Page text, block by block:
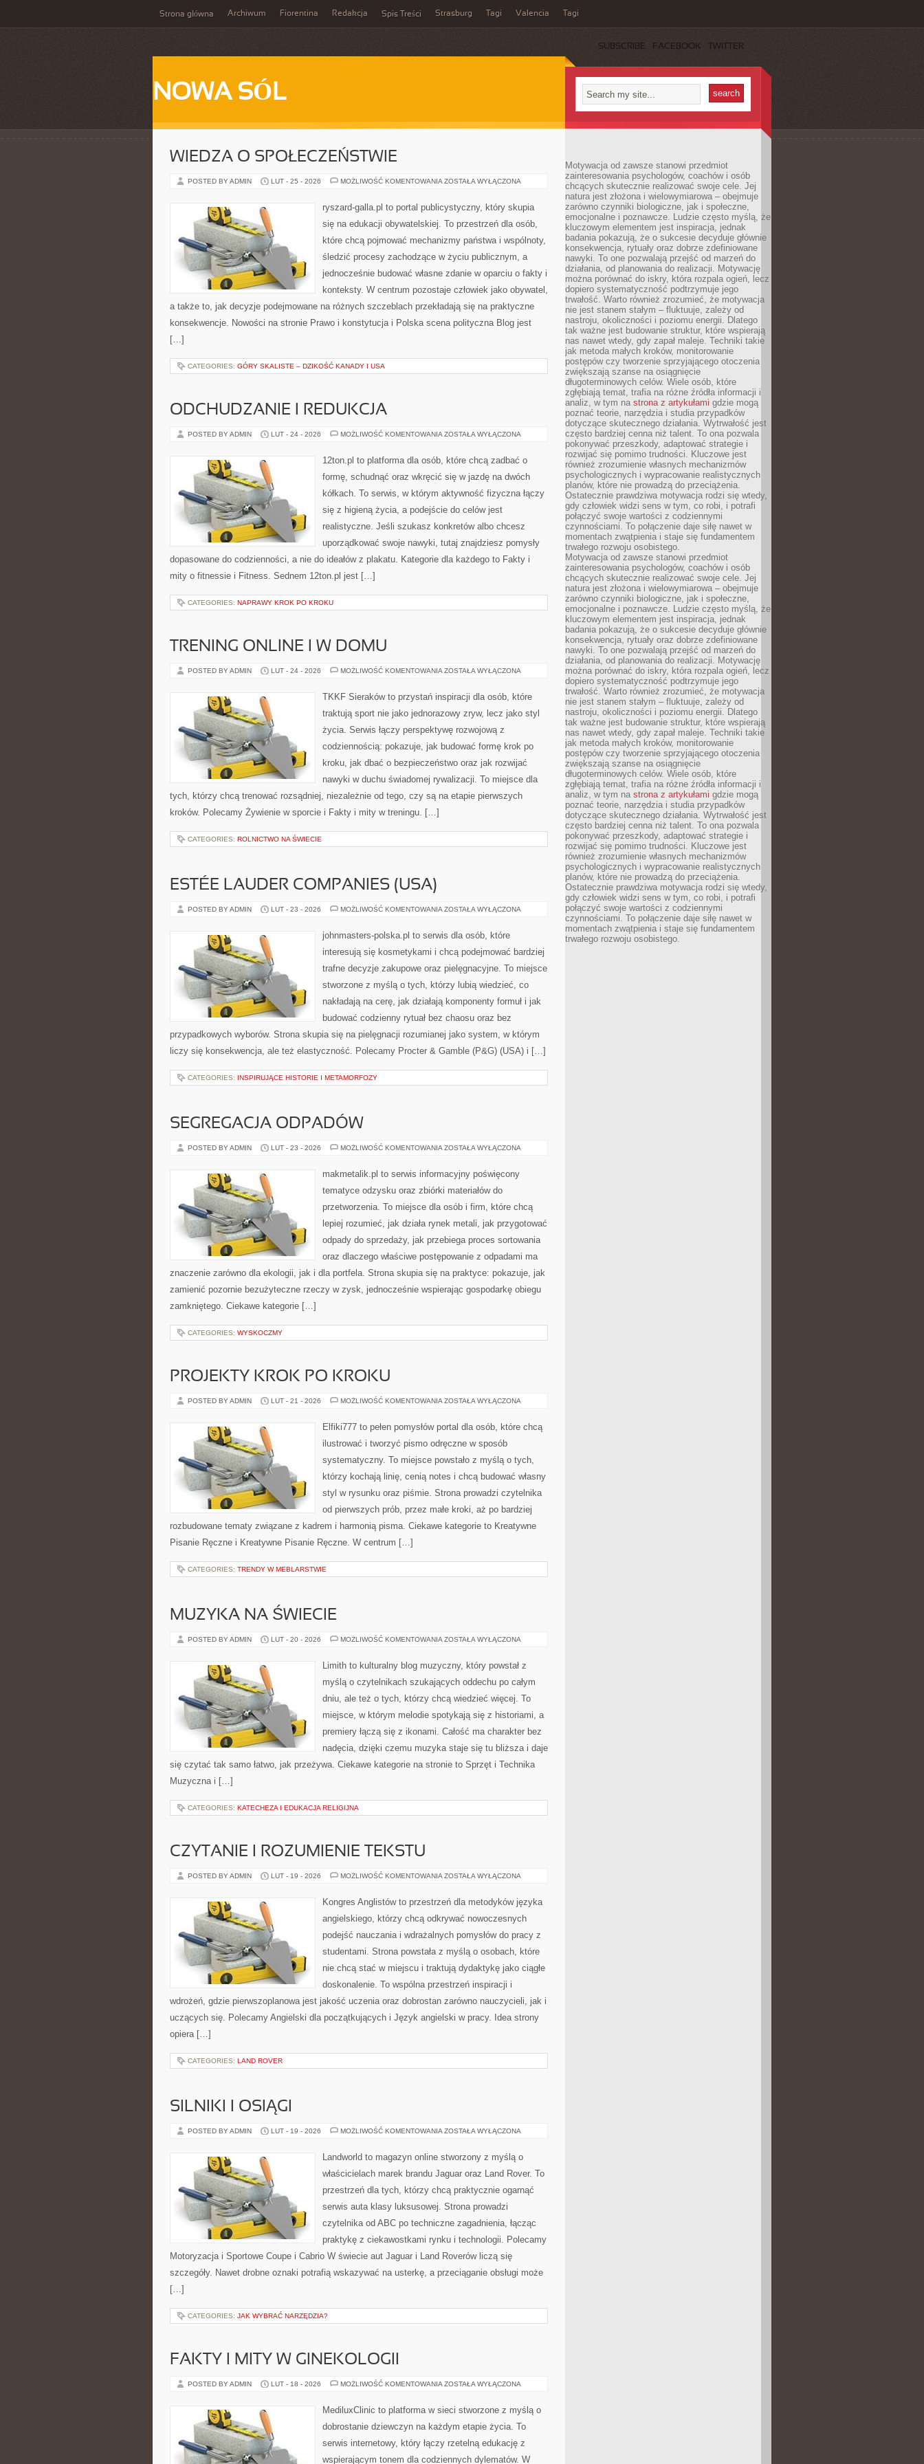
Strona główna Archiwum Fiorentina Redakcja Spis Treści Strasburg Tagi Valencia Tagi
SUBSCRIBE FACEBOOK TWITTER
NOWA SÓL
WIEDZA O SPOŁECZEŃSTWIE
POSTED BY ADMIN LUT - 25 - 2026 MOŻLIWOŚĆ KOMENTOWANIA WIEDZA
ZOSTAŁA WYŁĄCZONA
ryszard-galla.pl to portal publicystyczny, który skupia
się na edukacji obywatelskiej. To przestrzeń dla osób,
które chcą pojmować mechanizmy państwa i wspólnoty,
śledzić procesy zachodzące w życiu publicznym, a
jednocześnie budować własne zdanie w oparciu o fakty i
konteksty. W centrum pozostaje człowiek jako obywatel,
a także to, jak decyzje podejmowane na różnych szczeblach przekładają się na praktyczne
konsekwencje. Nowości na stronie Prawo i konstytucja i Polska scena polityczna Blog jest
[…]
CATEGORIES: GÓRY SKALISTE – DZIKOŚĆ KANADY I USA
ODCHUDZANIE I REDUKCJA
POSTED BY ADMIN LUT - 24 - 2026 MOŻLIWOŚĆ KOMENTOWANIA ODCHUDZANIE
ZOSTAŁA WYŁĄCZONA
12ton.pl to platforma dla osób, które chcą zadbać o
formę, schudnąć oraz wkręcić się w jazdę na dwóch
kółkach. To serwis, w którym aktywność fizyczna łączy
się z higieną życia, a podejście do celów jest
realistyczne. Jeśli szukasz konkretów albo chcesz
uporządkować swoje nawyki, tutaj znajdziesz pomysły
dopasowane do codzienności, a nie do ideałów z plakatu. Kategorie dla każdego to Fakty i
mity o fitnessie i Fitness. Sednem 12ton.pl jest […]
CATEGORIES: NAPRAWY KROK PO KROKU
TRENING ONLINE I W DOMU
POSTED BY ADMIN LUT - 24 - 2026 MOŻLIWOŚĆ KOMENTOWANIA TRENING
DOMU
ZOSTAŁA WYŁĄCZONA
TKKF Sieraków to przystań inspiracji dla osób, które
traktują sport nie jako jednorazowy zryw, lecz jako styl
życia. Serwis łączy perspektywę rozwojową z
codziennością: pokazuje, jak budować formę krok po
kroku, jak dbać o bezpieczeństwo oraz jak rozwijać
nawyki w duchu świadomej rywalizacji. To miejsce dla
tych, którzy chcą trenować rozsądniej, niezależnie od tego, czy są na etapie pierwszych
kroków. Polecamy Żywienie w sporcie i Fakty i mity w treningu. […]
CATEGORIES: ROLNICTWO NA ŚWIECIE
ESTÉE LAUDER COMPANIES (USA)
POSTED BY ADMIN LUT - 23 - 2026 MOŻLIWOŚĆ KOMENTOWANIA ESTÉE
(USA)
ZOSTAŁA WYŁĄCZONA
johnmasters-polska.pl to serwis dla osób, które
interesują się kosmetykami i chcą podejmować bardziej
trafne decyzje zakupowe oraz pielęgnacyjne. To miejsce
stworzone z myślą o tych, którzy lubią wiedzieć, co
nakładają na cerę, jak działają komponenty formuł i jak
budować codzienny rytuał bez chaosu oraz bez
przypadkowych wyborów. Strona skupia się na pielęgnacji rozumianej jako system, w którym
liczy się konsekwencja, ale też elastyczność. Polecamy Procter & Gamble (P&G) (USA) i […]
CATEGORIES: INSPIRUJĄCE HISTORIE I METAMORFOZY
SEGREGACJA ODPADÓW
POSTED BY ADMIN LUT - 23 - 2026 MOŻLIWOŚĆ KOMENTOWANIA SEGREGACJA
ZOSTAŁA WYŁĄCZONA
makmetalik.pl to serwis informacyjny poświęcony
tematyce odzysku oraz zbiórki materiałów do
przetworzenia. To miejsce dla osób i firm, które chcą
lepiej rozumieć, jak działa rynek metali, jak przygotować
odpady do sprzedaży, jak przebiega proces sortowania
oraz dlaczego właściwe postępowanie z odpadami ma
znaczenie zarówno dla ekologii, jak i dla portfela. Strona skupia się na praktyce: pokazuje, jak
zamienić pozornie bezużyteczne rzeczy w zysk, jednocześnie wspierając gospodarkę obiegu
zamkniętego. Ciekawe kategorie […]
CATEGORIES: WYSKOCZMY
PROJEKTY KROK PO KROKU
POSTED BY ADMIN LUT - 21 - 2026 MOŻLIWOŚĆ KOMENTOWANIA PROJEKTY
KROKU
ZOSTAŁA WYŁĄCZONA
Elfiki777 to pełen pomysłów portal dla osób, które chcą
ilustrować i tworzyć pismo odręczne w sposób
systematyczny. To miejsce powstało z myślą o tych,
którzy kochają linię, cenią notes i chcą budować własny
styl w rysunku oraz piśmie. Strona prowadzi czytelnika
od pierwszych prób, przez małe kroki, aż po bardziej
rozbudowane tematy związane z kadrem i harmonią pisma. Ciekawe kategorie to Kreatywne
Pisanie Ręczne i Kreatywne Pisanie Ręczne. W centrum […]
CATEGORIES: TRENDY W MEBLARSTWIE
MUZYKA NA ŚWIECIE
POSTED BY ADMIN LUT - 20 - 2026 MOŻLIWOŚĆ KOMENTOWANIA MUZYKA
ZOSTAŁA WYŁĄCZONA
Limith to kulturalny blog muzyczny, który powstał z
myślą o czytelnikach szukających oddechu po całym
dniu, ale też o tych, którzy chcą wiedzieć więcej. To
miejsce, w którym melodie spotykają się z historiami, a
premiery łączą się z ikonami. Całość ma charakter bez
nadęcia, dzięki czemu muzyka staje się tu bliższa i daje
się czytać tak samo łatwo, jak przeżywa. Ciekawe kategorie na stronie to Sprzęt i Technika
Muzyczna i […]
CATEGORIES: KATECHEZA I EDUKACJA RELIGIJNA
CZYTANIE I ROZUMIENIE TEKSTU
POSTED BY ADMIN LUT - 19 - 2026 MOŻLIWOŚĆ KOMENTOWANIA CZYTANIE
TEKSTU
ZOSTAŁA WYŁĄCZONA
Kongres Anglistów to przestrzeń dla metodyków języka
angielskiego, którzy chcą odkrywać nowoczesnych
podejść nauczania i wdrażalnych pomysłów do pracy z
studentami. Strona powstała z myślą o osobach, które
nie chcą stać w miejscu i traktują dydaktykę jako ciągłe
doskonalenie. To wspólna przestrzeń inspiracji i
wdrożeń, gdzie pierwszoplanowa jest jakość uczenia oraz dobrostan zarówno nauczycieli, jak i
uczących się. Polecamy Angielski dla początkujących i Język angielski w pracy. Idea strony
opiera […]
CATEGORIES: LAND ROVER
SILNIKI I OSIĄGI
POSTED BY ADMIN LUT - 19 - 2026 MOŻLIWOŚĆ KOMENTOWANIA SILNIKI
ZOSTAŁA WYŁĄCZONA
Landworld to magazyn online stworzony z myślą o
właścicielach marek brandu Jaguar oraz Land Rover. To
przestrzeń dla tych, którzy chcą praktycznie ogarnąć
serwis auta klasy luksusowej. Strona prowadzi
czytelnika od ABC po techniczne zagadnienia, łącząc
praktykę z ciekawostkami rynku i technologii. Polecamy
Motoryzacja i Sportowe Coupe i Cabrio W świecie aut Jaguar i Land Roverów liczą się
szczegóły. Nawet drobne oznaki potrafią wskazywać na usterkę, a przeciąganie obsługi może
[…]
CATEGORIES: JAK WYBRAĆ NARZĘDZIA?
FAKTY I MITY W GINEKOLOGII
POSTED BY ADMIN LUT - 18 - 2026 MOŻLIWOŚĆ KOMENTOWANIA FAKTY
GINEKOLOGII
ZOSTAŁA WYŁĄCZONA
MediluxClinic to platforma w sieci stworzone z myślą o
dobrostanie dziewczyn na każdym etapie życia. To
serwis internetowy, który łączy rzetelną edukację z
wspierającym tonem dla codziennych dylematów. W
Motywacja od zawsze stanowi przedmiot
zainteresowania psychologów, coachów i osób
chcących skutecznie realizować swoje cele. Jej
natura jest złożona i wielowymiarowa – obejmuje
zarówno czynniki biologiczne, jak i społeczne,
emocjonalne i poznawcze. Ludzie często myślą, że
kluczowym elementem jest inspiracja, jednak
badania pokazują, że o sukcesie decyduje głównie
konsekwencja, rytuały oraz dobrze zdefiniowane
nawyki. To one pozwalają przejść od marzeń do
działania, od planowania do realizacji. Motywację
można porównać do iskry, która rozpala ogień, lecz
dopiero systematyczność podtrzymuje jego
trwałość. Warto również zrozumieć, że motywacja
nie jest stanem stałym – fluktuuje, zależy od
nastroju, okoliczności i poziomu energii. Dlatego
tak ważne jest budowanie struktur, które wspierają
nas nawet wtedy, gdy zapał maleje. Techniki takie
jak metoda małych kroków, monitorowanie
postępów czy tworzenie sprzyjającego otoczenia
zwiększają szanse na osiągnięcie
długoterminowych celów. Wiele osób, które
zgłębiają temat, trafia na różne źródła informacji i
analiz, w tym na strona z artykułami gdzie mogą
poznać teorie, narzędzia i studia przypadków
dotyczące skutecznego działania. Wytrwałość jest
często bardziej cenna niż talent. To ona pozwala
pokonywać przeszkody, adaptować strategie i
rozwijać się pomimo trudności. Kluczowe jest
również zrozumienie własnych mechanizmów
psychologicznych i wypracowanie realistycznych
planów, które nie prowadzą do przeciążenia.
Ostatecznie prawdziwa motywacja rodzi się wtedy,
gdy człowiek widzi sens w tym, co robi, i potrafi
połączyć swoje wartości z codziennymi
czynnościami. To połączenie daje siłę nawet w
momentach zwątpienia i staje się fundamentem
trwałego rozwoju osobistego.
Motywacja od zawsze stanowi przedmiot
zainteresowania psychologów, coachów i osób
chcących skutecznie realizować swoje cele. Jej
natura jest złożona i wielowymiarowa – obejmuje
zarówno czynniki biologiczne, jak i społeczne,
emocjonalne i poznawcze. Ludzie często myślą, że
kluczowym elementem jest inspiracja, jednak
badania pokazują, że o sukcesie decyduje głównie
konsekwencja, rytuały oraz dobrze zdefiniowane
nawyki. To one pozwalają przejść od marzeń do
działania, od planowania do realizacji. Motywację
można porównać do iskry, która rozpala ogień, lecz
dopiero systematyczność podtrzymuje jego
trwałość. Warto również zrozumieć, że motywacja
nie jest stanem stałym – fluktuuje, zależy od
nastroju, okoliczności i poziomu energii. Dlatego
tak ważne jest budowanie struktur, które wspierają
nas nawet wtedy, gdy zapał maleje. Techniki takie
jak metoda małych kroków, monitorowanie
postępów czy tworzenie sprzyjającego otoczenia
zwiększają szanse na osiągnięcie
długoterminowych celów. Wiele osób, które
zgłębiają temat, trafia na różne źródła informacji i
analiz, w tym na strona z artykułami gdzie mogą
poznać teorie, narzędzia i studia przypadków
dotyczące skutecznego działania. Wytrwałość jest
często bardziej cenna niż talent. To ona pozwala
pokonywać przeszkody, adaptować strategie i
rozwijać się pomimo trudności. Kluczowe jest
również zrozumienie własnych mechanizmów
psychologicznych i wypracowanie realistycznych
planów, które nie prowadzą do przeciążenia.
Ostatecznie prawdziwa motywacja rodzi się wtedy,
gdy człowiek widzi sens w tym, co robi, i potrafi
połączyć swoje wartości z codziennymi
czynnościami. To połączenie daje siłę nawet w
momentach zwątpienia i staje się fundamentem
trwałego rozwoju osobistego.